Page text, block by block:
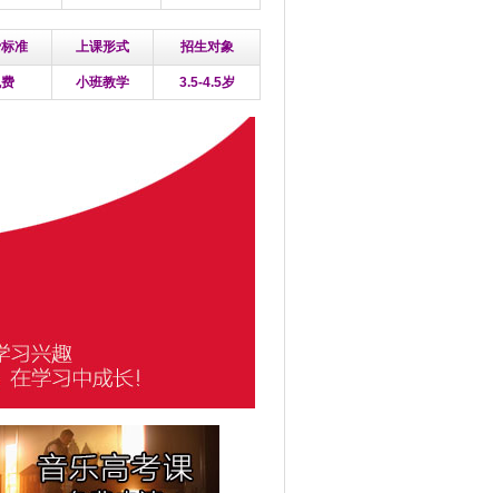
准 上课形式 招生对象
小班教学 3.5-4.5岁